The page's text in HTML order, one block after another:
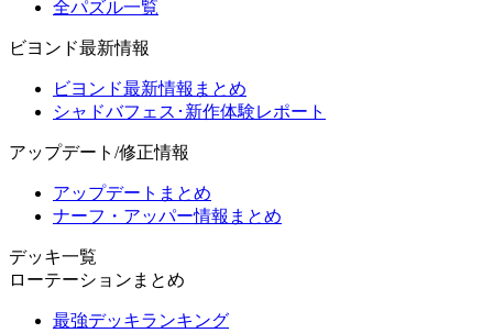
全パズル一覧
ビヨンド最新情報
ビヨンド最新情報まとめ
シャドバフェス･新作体験レポート
アップデート/修正情報
アップデートまとめ
ナーフ・アッパー情報まとめ
デッキ一覧
ローテーションまとめ
最強デッキランキング